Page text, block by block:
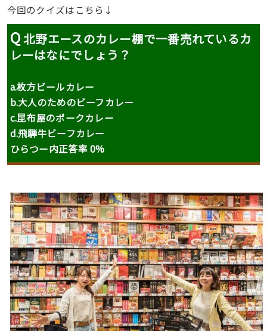
今回のクイズはこちら↓
Q北野エースのカレー棚で一番売れているカ
レーはなにでしょう？
a.枚方ビールカレー
b.大人のためのビーフカレー
c.昆布屋のポークカレー
d.飛騨牛ビーフカレー
ひらつー内正答率 0%